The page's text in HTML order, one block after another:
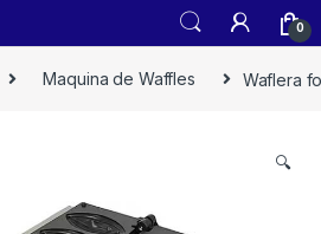
0
Maquina de Waffles Waflera
🔍